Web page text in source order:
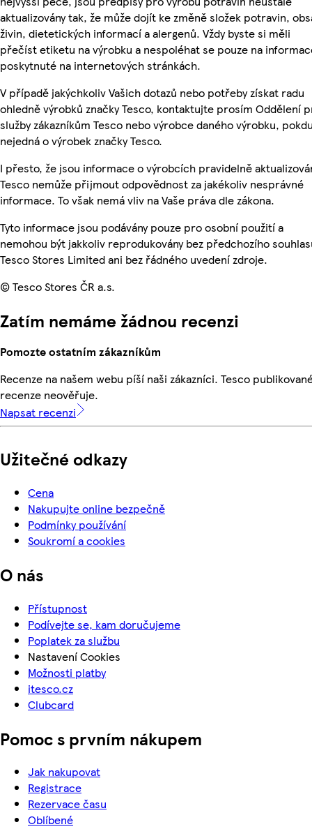
aktualizovány tak, že může dojít ke změně složek potravin,
živin, dietetických informací a alergenů. Vždy byste si měli
přečíst etiketu na výrobku a nespoléhat se pouze na
poskytnuté na internetových stránkách.
V případě jakýchkoliv Vašich dotazů nebo potřeby získat radu
ohledně výrobků značky Tesco, kontaktujte prosím Oddělení
služby zákazníkům Tesco nebo výrobce daného výrobku,
nejedná o výrobek značky Tesco.
I přesto, že jsou informace o výrobcích pravidelně
Tesco nemůže přijmout odpovědnost za jakékoliv nesprávné
informace. To však nemá vliv na Vaše práva dle zákona.
Tyto informace jsou podávány pouze pro osobní použití a
nemohou být jakkoliv reprodukovány bez předchozího
Tesco Stores Limited ani bez řádného uvedení zdroje.
© Tesco Stores ČR a.s.
Zatím nemáme žádnou recenzi
Pomozte ostatním zákazníkům
Recenze na našem webu píší naši zákazníci. Tesco
recenze neověřuje.
Napsat recenzi
Užitečné odkazy
Cena
Nakupujte online bezpečně
Podmínky používání
Soukromí a cookies
O nás
Přístupnost
Podívejte se, kam doručujeme
Poplatek za službu
Nastavení Cookies
Možnosti platby
itesco.cz
Clubcard
Pomoc s prvním nákupem
Jak nakupovat
Registrace
Rezervace času
Oblíbené